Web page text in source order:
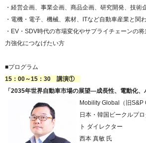
・経営企画、事業企画、商品企画、研究開発、技術
・電機・電子、機械、素材、ITなど自動車産業と関
・EV・SDV時代の市場変化やサプライチェーンの
力強化につなげたい方
■プログラム
15：00～15：30 講演①
「2035年世界自動車市場の展望―成長性、電動化、
Mobility Global（旧S&P
日本・韓国ビークルプ
ト ダイレクター
西本 真敏 氏